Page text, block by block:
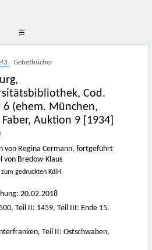
☰
Gebetbücher
Cod.
6 (ehem. München,
Faber, Auktion 9 [1934]
von Regina Cermann, fortgeführt
von Bredow-Klaus
zum gedruckten KdiH
20.02.2018
Teil II: 1459, Teil III: Ende 15.
Teil II: Ostschwaben,